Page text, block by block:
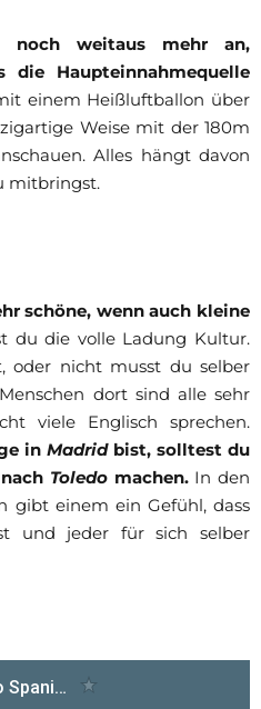
noch weitaus mehr an,
die Haupteinnahmequelle
einem Heißluftballon über
Weise mit der 180m
Alles hängt davon
mitbringst.
schöne, wenn auch kleine
du die volle Ladung Kultur.
oder nicht musst du selber
dort sind alle sehr
viele Englisch sprechen.
in Madridbist, solltest du
Toledomachen.In den
gibt einem ein Gefühl, dass
und jeder für sich selber